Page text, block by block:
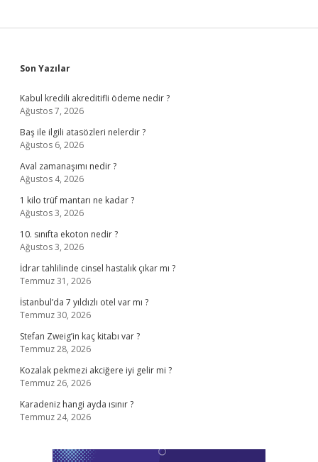
Sidebar
Son Yazılar
Kabul kredili akreditifli ödeme nedir ?
Ağustos 7, 2026
Baş ile ilgili atasözleri nelerdir ?
Ağustos 6, 2026
Aval zamanaşımı nedir ?
Ağustos 4, 2026
1 kilo trüf mantarı ne kadar ?
Ağustos 3, 2026
10. sınıfta ekoton nedir ?
Ağustos 3, 2026
İdrar tahlilinde cinsel hastalık çıkar mı ?
Temmuz 31, 2026
İstanbul’da 7 yıldızlı otel var mı ?
Temmuz 30, 2026
Stefan Zweig’in kaç kitabı var ?
Temmuz 28, 2026
Kozalak pekmezi akciğere iyi gelir mi ?
Temmuz 26, 2026
Karadeniz hangi ayda ısınır ?
Temmuz 24, 2026